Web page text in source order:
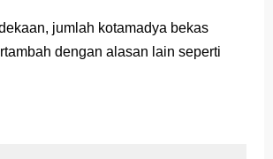
jumlah kotamadya bekas
dengan alasan lain seperti